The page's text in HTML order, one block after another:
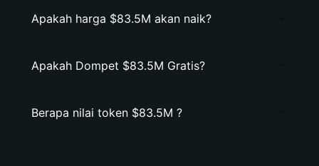
Apakah harga $83.5M akan naik?
Apakah Dompet $83.5M Gratis?
Berapa nilai token $83.5M ?